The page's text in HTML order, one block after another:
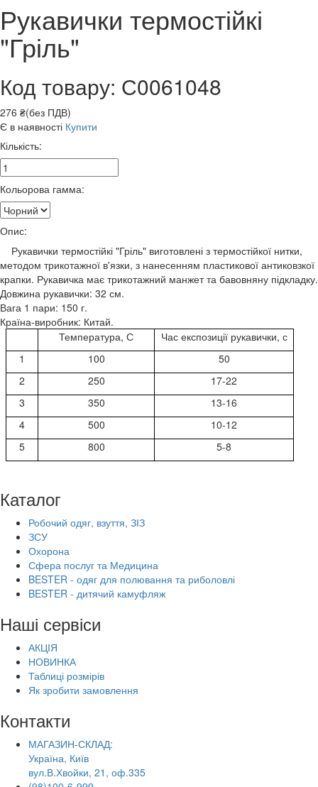
Рукавички термостійкі
"Гріль"
Код товару: С0061048
276 ₴(без ПДВ)
Є в наявності Купити
Кількість:
Кольорова гамма:
Опис:
Рукавички термостійкі "Гріль" виготовлені з термостійкої нитки,
методом трикотажної в'язки, з нанесенням пластикової антиковзкої
крапки. Рукавичка має трикотажний манжет та бавовняну підкладку.
Довжина рукавички: 32 см.
Вага 1 пари: 150 г.
Країна-виробник: Китай.
Температура, С
Час експозиції рукавички, с
1
100
50
2
250
17-22
3
350
13-16
4
500
10-12
5
800 5-8
Каталог
Робочий одяг, взуття, ЗІЗ
ЗСУ
Охорона
Сфера послуг та Медицина
BESTER - одяг для полювання та риболовлі
BESTER - дитячий камуфляж
Наші сервіси
АКЦІЯ
НОВИНКА
Таблиці розмірів
Як зробити замовлення
Контакти
МАГАЗИН-СКЛАД:
Україна, Київ
вул.В.Хвойки, 21, оф.335